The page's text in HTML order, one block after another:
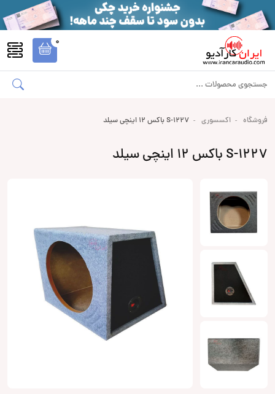
0
فروشگاه اکسسوری S-1227 باکس 12 اینچی سیلد
S-1227 باکس 12 اینچی سیلد